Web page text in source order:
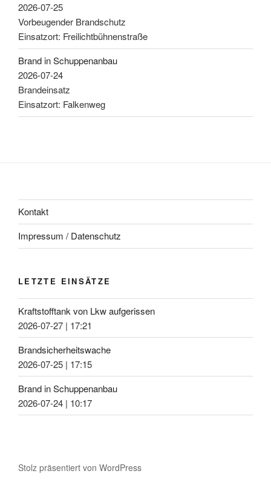
2026-07-25
Vorbeugender Brandschutz
Einsatzort: Freilichtbühnenstraße
Brand in Schuppenanbau
2026-07-24
Brandeinsatz
Einsatzort: Falkenweg
Kontakt
Impressum / Datenschutz
LETZTE EINSÄTZE
Kraftstofftank von Lkw aufgerissen
2026-07-27 | 17:21
Brandsicherheitswache
2026-07-25 | 17:15
Brand in Schuppenanbau
2026-07-24 | 10:17
Stolz präsentiert von WordPress